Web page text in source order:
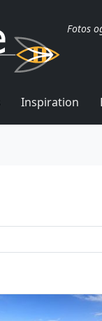
Fotos
Inspiration